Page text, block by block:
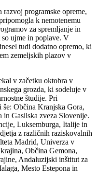
razvoj programske opreme,
k nemotenemu
za spremljanje in
ujme in poplave. V
tudi dodatno opremo, ki
zemeljskih plazov v
v začetku oktobra v
grozda, ki sodeluje v
študije. Pri
Občina Kranjska Gora,
Gasilska zveza Slovenije.
Luksemburga, Italije in
z različnih raziskovalnih
Madrid, Univerza v
Občina Gemona,
Andaluzijski inštitut za
Mesto Estepona in